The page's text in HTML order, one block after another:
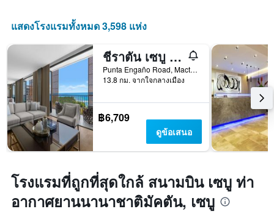
วัน
พัก
แผนภูมิ
มี
แกน
Y
1
แกน
แแส
ราคา
เฉลี่ย
ของ
แสดงโรงแรมทั้งหมด 3,598 แห่ง
ชีราตัน เซบู แมคตาน รีสอร์ท
Punta Engaño Road, Mactan Island Lapu-Lapu City, เซบู, ฟิลิปปินส์
13.8 กม. จากใจกลางเมือง
฿6,709
ดูข้อเสนอ
โรงแรมที่ถูกที่สุดใกล้ สนามบิน เซบู ท่า
อากาศยานนานาชาติมัคตัน, เซบู